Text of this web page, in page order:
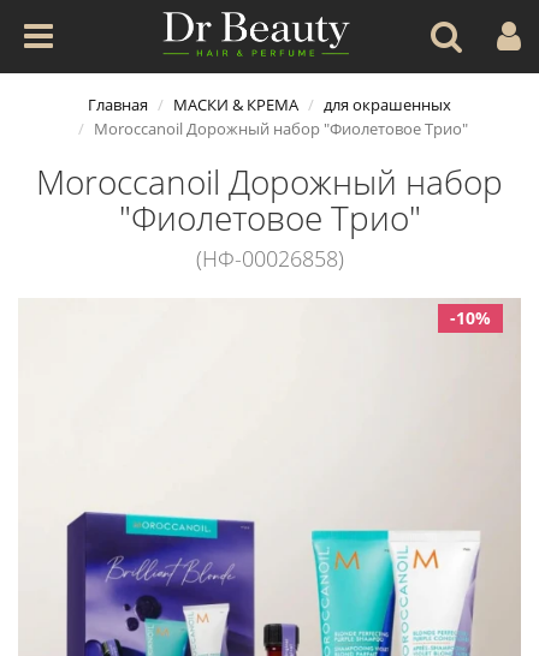
Главная МАСКИ & КРЕМА
для окрашенных
Moroccanoil Дорожный набор "Фиолетовое Трио"
Moroccanoil Дорожный набор
"Фиолетовое Трио"
(НФ-00026858)
-10%